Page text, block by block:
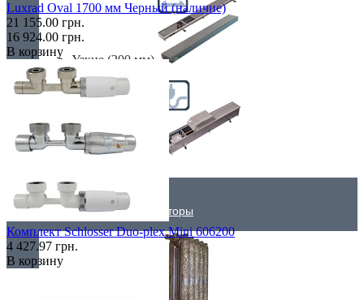
Узкие (200 мм)
Электрические
Дизайнерские радиаторы
Luxrad Oval 1700 мм Черный (наличие)
21 155.00 грн.
16 924.00 грн.
В корзину
Комплект Schlosser Duo-plex Mini 606200
4 427.97 грн.
В корзину